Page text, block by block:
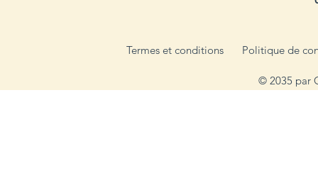
Termes et conditions Politique de
© 2035 par